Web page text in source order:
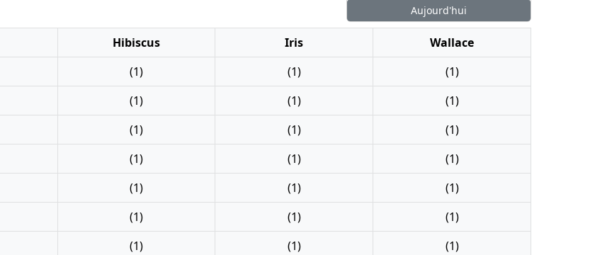
Aujourd'hui
Hibiscus Iris
Wallace
(1) (1)
(1)
(1) (1)
(1)
(1) (1)
(1)
(1) (1)
(1)
(1) (1)
(1)
(1) (1)
(1)
(1) (1)
(1)